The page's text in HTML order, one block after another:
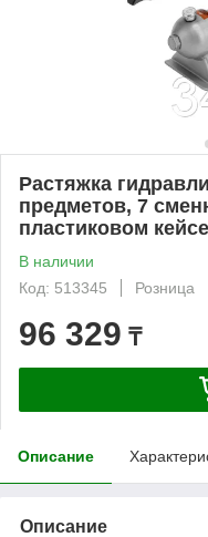
Растяжка
предметов, 7
пластиковом
В наличии
Код: 513345
Розница
96 329 ₸
Описание
Описание